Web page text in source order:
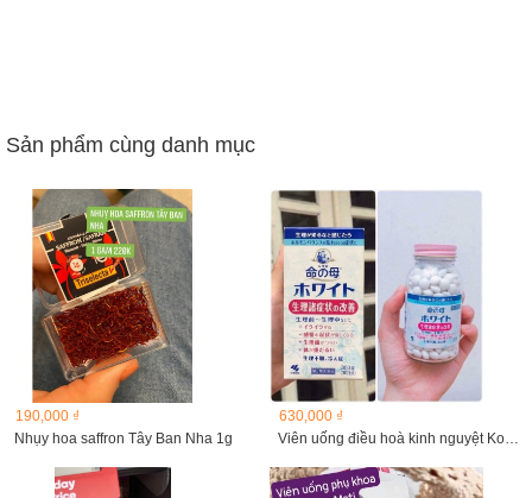
Sản phẩm cùng danh mục
190,000 ₫
Nhụy hoa saffron Tây Ban Nha 1g
630,000 ₫
Viên uống điều hoà kinh nguyệt Kobayashi 360 viên